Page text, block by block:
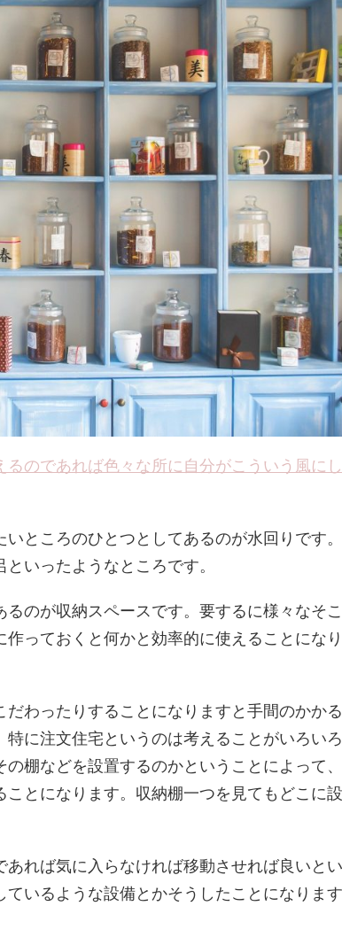
のであれば色々な所に自分がこういう風にし
ところのひとつとしてあるのが水回りです。
いったようなところです。
のが収納スペースです。要するに様々なそこ
っておくと何かと効率的に使えることになり
わったりすることになりますと手間のかかる
に注文住宅というのは考えることがいろいろ
棚などを設置するのかということによって、
とになります。収納棚一つを見てもどこに設
れば気に入らなければ移動させれば良いとい
いるような設備とかそうしたことになります